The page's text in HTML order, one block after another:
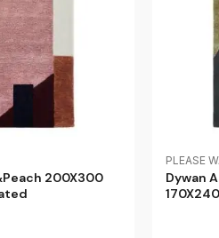
200X300
PLEASE
Dywan